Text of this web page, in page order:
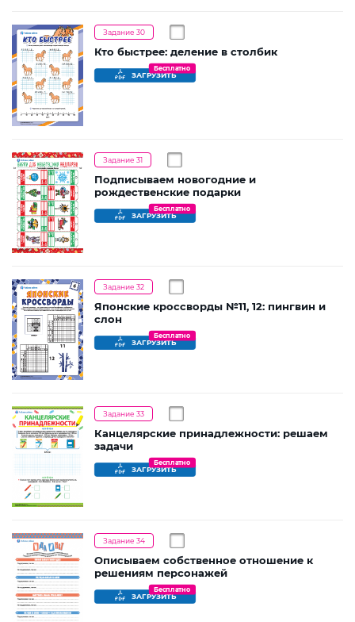
Задание 30
Кто быстрее: деление в столбик
ЗАГРУЗИТЬ
Бесплатно
Задание 31
Подписываем новогодние и
рождественские подарки
ЗАГРУЗИТЬ
Бесплатно
Задание 32
Японские кроссворды №11, 12: пингвин и
слон
ЗАГРУЗИТЬ
Бесплатно
Задание 33
Канцелярские принадлежности: решаем
задачи
ЗАГРУЗИТЬ
Бесплатно
Задание 34
Описываем собственное отношение к
решениям персонажей
ЗАГРУЗИТЬ
Бесплатно